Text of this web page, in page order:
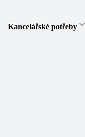
Kancelářské potřeby